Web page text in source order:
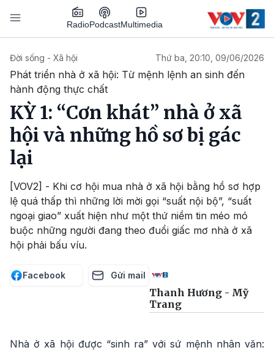
Nhảy đến nội dung
RadioPodcastMultimedia
Đời sống - Xã hội Thứ ba, 20:10, 09/06/2026
Phát triển nhà ở xã hội: Từ mệnh lệnh an sinh đến
hành động thực chất
KỲ 1: “Cơn khát” nhà ở xã
hội và những hồ sơ bị gác
lại
[VOV2] - Khi cơ hội mua nhà ở xã hội bằng hồ sơ hợp
lệ quá thấp thì những lời mời gọi “suất nội bộ”, “suất
ngoại giao” xuất hiện như một thứ niềm tin méo mó
buộc những người đang theo đuổi giấc mơ nhà ở xã
hội phải bấu víu.
Facebook Gửi mail
Thanh Hương - Mỹ
Trang
Nhà ở xã hội được “sinh ra” với sứ mệnh nhân văn: